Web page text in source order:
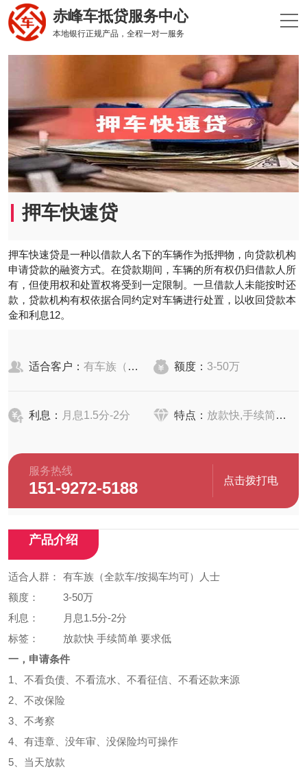
赤峰车抵贷服务中心
本地银行正规产品，全程一对一服务
押车快速贷
‌押车快速贷‌是一种以借款人名下的车辆作为抵押物，向贷款机构
申请贷款的融资方式。在贷款期间，车辆的所有权仍归借款人所
有，但使用权和处置权将受到一定限制。一旦借款人未能按时还
款，贷款机构有权依据合同约定对车辆进行处置，以收回贷款本
金和利息‌12。
适合客户： 有车族（全款车/按揭车均可）人士 额度： 3-50万
利息： 月息1.5分-2分 特点： 放款快,手续简单,要求低
服务热线
151-9272-5188 点击拨打电
产品介绍
适合人群：
有车族（全款车/按揭车均可）人士
额度：
3-50万
利息：
月息1.5分-2分
标签：
放款快 手续简单 要求低
一，申请条件
1、不看负债、不看流水、不看征信、不看还款来源
2、不改保险
3、不考察
4、有违章、没年审、没保险均可操作
5、当天放款